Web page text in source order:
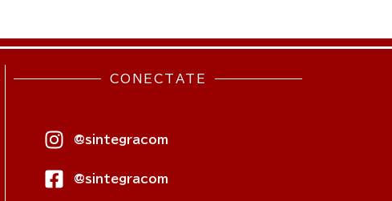
CONECTATE
@sintegracom
@sintegracom